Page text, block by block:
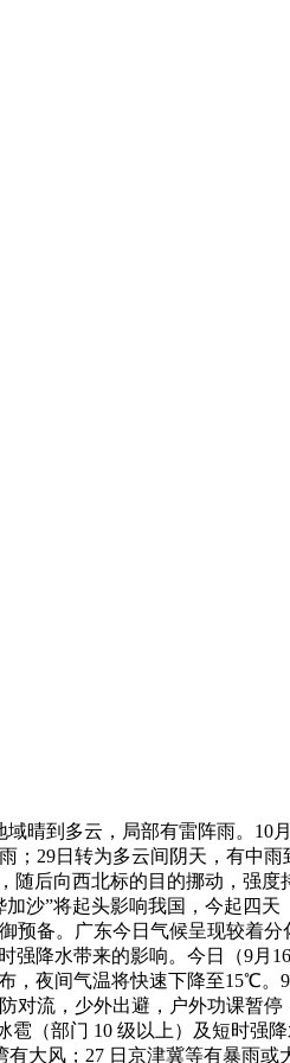
到多云，局部有雷阵雨。10
29日转为多云间阴天，有中雨
后向西北标的目的挪动，强
沙”将起头影响我国，今起四
备。广东今日气候呈现较着
降水带来的影响。今日（9月
夜间气温将快速下降至15℃。
流，少外出避，户外功课暂
（部门 10 级以上）及短时强
大风；27 日京津冀等有暴雨